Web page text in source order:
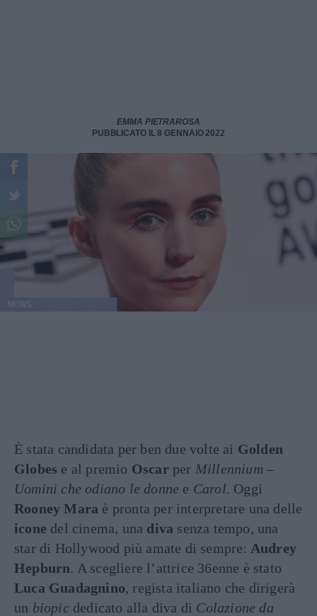
EMMA PIETRAROSA
PUBBLICATO IL 8 GENNAIO 2022
È stata candidata per ben due volte ai Golden
Globes e al premio Oscarper Millennium –
Uomini che odiano le donne e Carol. Oggi
Rooney Mara è pronta per interpretare una delle
icone del cinema, una diva senza tempo, una
star di Hollywood più amate di sempre: Audrey
Hepburn. A scegliere l’attrice 36enne è stato
Luca Guadagnino, regista italiano che dirigerà
un biopicdedicato alla diva di Colazione da